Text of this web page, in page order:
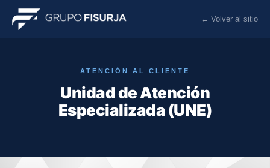
← Volver al sitio
ATENCIÓN AL CLIENTE
Unidad de Atención
Especializada (UNE)